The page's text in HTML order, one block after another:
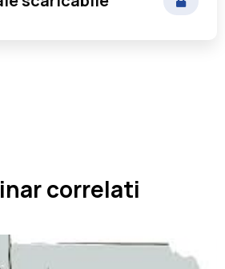
amministrativi complessi
correlati